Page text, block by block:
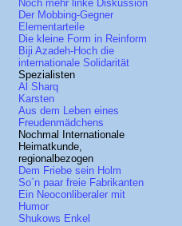
Noch mehr linke Diskussion
Der Mobbing-Gegner
Elementarteile
Die kleine Form in Reinform
Biji Azadeh-Hoch die
internationale Solidarität
Spezialisten
Al Sharq
Karsten
Aus dem Leben eines
Freudenmädchens
Nochmal Internationale
Heimatkunde,
regionalbezogen
Dem Friebe sein Holm
So´n paar freie Fabrikanten
Ein Neoconliberaler mit
Humor
Shukows Enkel